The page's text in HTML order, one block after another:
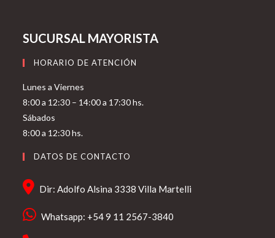
SUCURSAL MAYORISTA
HORARIO DE ATENCIÓN
Lunes a Viernes
8:00 a 12:30 – 14:00 a 17:30 hs.
Sábados
8:00 a 12:30 hs.
DATOS DE CONTACTO
Dir: Adolfo Alsina 3338 Villa Martelli
Whatsapp: +54 9 11 2567-3840